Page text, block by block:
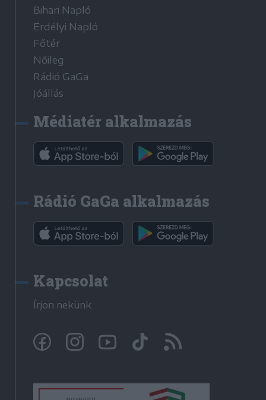
Bihari Napló
Erdélyi Napló
Főtér
Nőileg
Rádió GaGa
Jóállás
Médiatér alkalmazás
Rádió GaGa alkalmazás
Kapcsolat
Írjon nekünk